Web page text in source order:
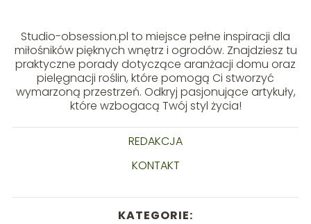
Studio-obsession.pl to miejsce pełne inspiracji dla
miłośników pięknych wnętrz i ogrodów. Znajdziesz tu
praktyczne porady dotyczące aranżacji domu oraz
pielęgnacji roślin, które pomogą Ci stworzyć
wymarzoną przestrzeń. Odkryj pasjonujące artykuły,
które wzbogacą Twój styl życia!
REDAKCJA
KONTAKT
KATEGORIE: